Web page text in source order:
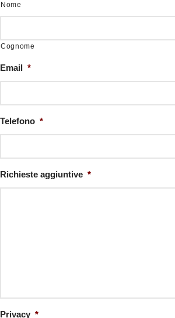
Nome
Cognome
Email *
Telefono *
Richieste aggiuntive *
Privacy *